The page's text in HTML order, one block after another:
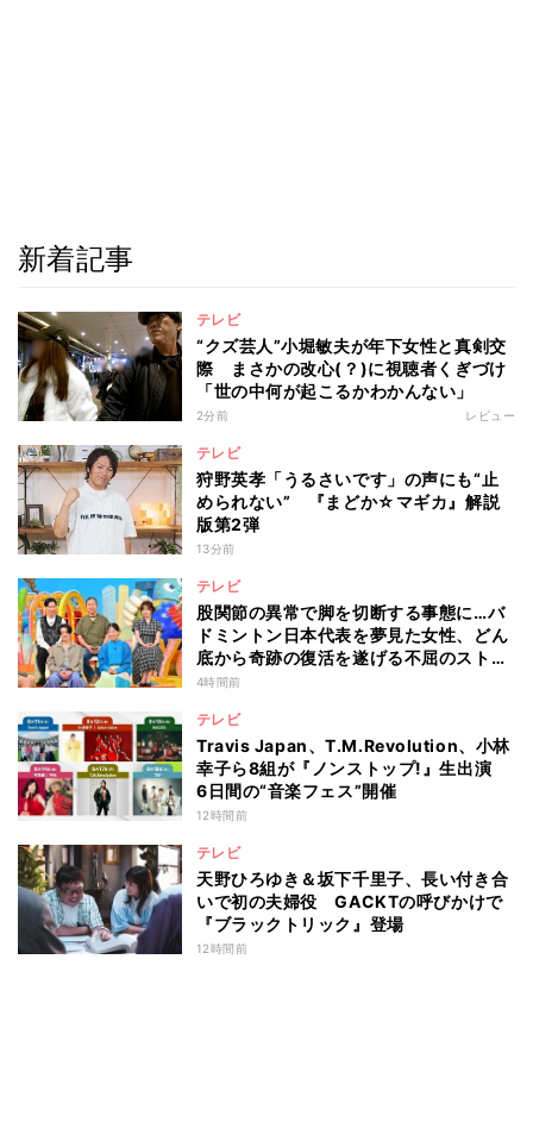
新着記事
テレビ
“クズ芸人”小堀敏夫が年下女性と真剣交
際 まさかの改心(？)に視聴者くぎづけ
「世の中何が起こるかわかんない」
2分前 レビュー
テレビ
狩野英孝「うるさいです」の声にも“止
められない” 『まどか☆マギカ』解説
版第2弾
13分前
テレビ
股関節の異常で脚を切断する事態に…バ
ドミントン日本代表を夢見た女性、どん
底から奇跡の復活を遂げる不屈のストー
リー『仰天』が再現
4時間前
テレビ
Travis Japan、T.M.Revolution、小林
幸子ら8組が『ノンストップ!』生出演
6日間の“音楽フェス”開催
12時間前
テレビ
天野ひろゆき＆坂下千里子、長い付き合
いで初の夫婦役 GACKTの呼びかけで
『ブラックトリック』登場
12時間前